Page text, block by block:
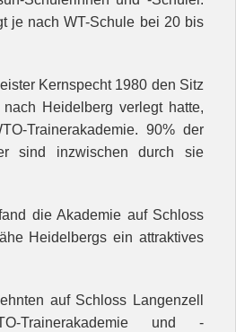
je nach WT-Schule bei 20 bis
Kernspecht 1980 den Sitz
Heidelberg verlegt hatte,
Trainerakademie. 90% der
sind inzwischen durch sie
die Akademie auf Schloss
Heidelbergs ein attraktives
auf Schloss Langenzell
Trainerakademie und -